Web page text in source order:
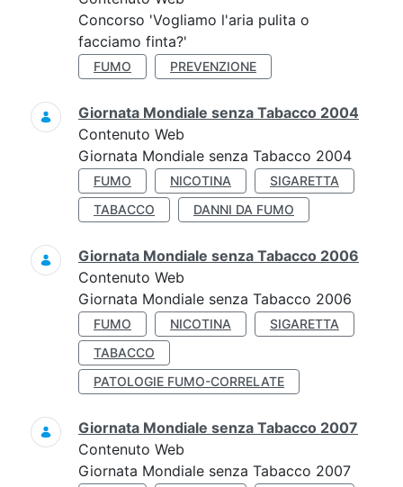
Concorso 'Vogliamo l'aria pulita o
facciamo finta?'
FUMO PREVENZIONE
Giornata Mondiale senza Tabacco 2004
Contenuto Web
Giornata Mondiale senza Tabacco 2004
FUMO NICOTINA
SIGARETTA
TABACCO
DANNI DA FUMO
Giornata Mondiale senza Tabacco 2006
Contenuto Web
Giornata Mondiale senza Tabacco 2006
FUMO NICOTINA
SIGARETTA
TABACCO
PATOLOGIE FUMO-CORRELATE
Giornata Mondiale senza Tabacco 2007
Contenuto Web
Giornata Mondiale senza Tabacco 2007